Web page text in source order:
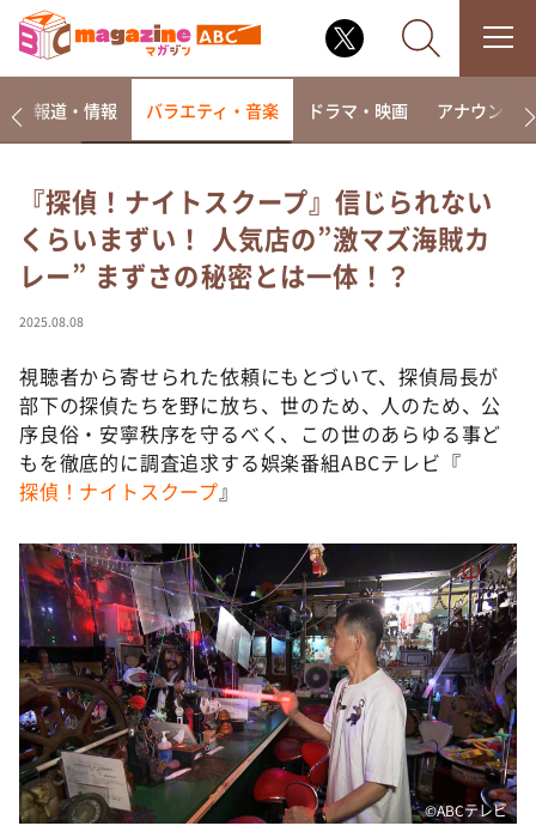
なるみ・岡村の過ぎるTV
相席食堂
これ余談なんですけど・・・
て真剣です
探偵！ナイトスクープ
news おかえり
河合＆A.B.C-Z塚田×福井アナ「なんでやねん！？」
（news おかえり）
DAIGOも台所 ～きょうの献立 何にする？～
本日はダイアンなり！シーズン２
朝だ！生です旅サラダ
教えて！ニュースライブ 正義のミカタ
ＬＩＦＥ～夢のカタチ～
新婚さんいらっしゃい！
ポツンと一軒家
報道・情報 バラエティ・音楽 ドラマ・映画 アナウンサー
『探偵！ナイトスクープ』信じられない
くらいまずい！ 人気店の”激マズ海賊カ
レー” まずさの秘密とは一体！？
2025.08.08
視聴者から寄せられた依頼にもとづいて、探偵局長が
部下の探偵たちを野に放ち、世のため、人のため、公
序良俗・安寧秩序を守るべく、この世のあらゆる事ど
もを徹底的に調査追求する娯楽番組ABCテレビ『
探偵！ナイトスクープ』
©️ABCテレビ